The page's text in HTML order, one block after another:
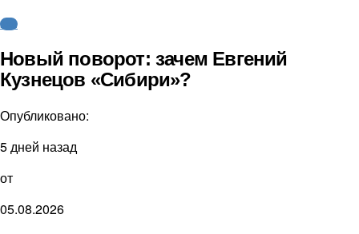
КХЛ
Новый поворот: зачем Евгений
Кузнецов «Сибири»?
Опубликовано:
5 дней назад
от
05.08.2026